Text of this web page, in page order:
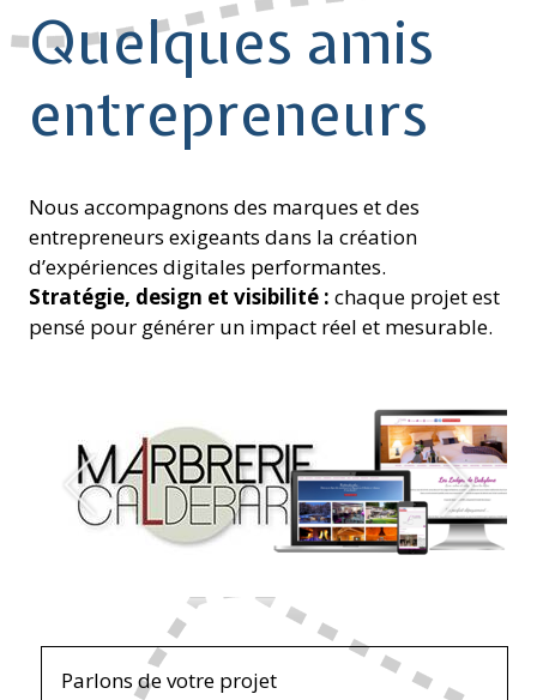
Quelques amis
entrepreneurs
Nous accompagnons des marques et des
entrepreneurs exigeants dans la création
d’expériences digitales performantes.
Stratégie, design et visibilité : chaque projet est
pensé pour générer un impact réel et mesurable.
Parlons de votre projet